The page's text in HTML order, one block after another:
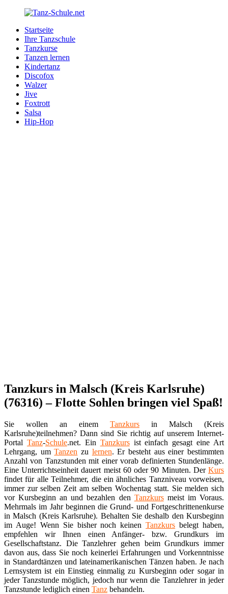
Zurück
Inhalt
Tanz-
Schule.net
Ihre
Tanzschule
Internet
Startseite
Ihre Tanzschule
Tanzkurse
Tanzen lernen
Kindertanz
Discofox
Walzer
Jive
Foxtrott
Salsa
Hip-Hop
Tanzkurs in Malsch (Kreis Karlsruhe)
(76316) – Flotte Sohlen bringen viel Spaß!
Sie wollen an einem Tanzkurs in Malsch (Kreis
Karlsruhe)teilnehmen? Dann sind Sie richtig auf unserem Internet-
Portal Tanz-Schule.net. Ein Tanzkursist einfach gesagt eine Art
Lehrgang, umTanzen zu lernen. Er besteht aus einer bestimmten
Anzahl von Tanzstunden mit einer vorab definierten Stundenlänge.
Eine Unterrichtseinheit dauert meist 60 oder 90 Minuten. Der Kurs
findet für alle Teilnehmer, die ein ähnliches Tanzniveau vorweisen,
immer zur selben Zeit am selben Wochentag statt. Sie melden sich
vor Kursbeginn an und bezahlen den Tanzkursmeist im Voraus.
Mehrmals im Jahr beginnen die Grund- und Fortgeschrittenenkurse
in Malsch (Kreis Karlsruhe). Behalten Sie deshalb den Kursbeginn
im Auge! Wenn Sie bisher noch keinenTanzkurs belegt haben,
empfehlen wir Ihnen einen Anfänger- bzw. Grundkurs im
Gesellschaftstanz. Die Tanzlehrer gehen beim Grundkurs immer
davon aus, dass Sie noch keinerlei Erfahrungen und Vorkenntnisse
in Standardtänzen und lateinamerikanischen Tänzen haben. Je nach
Lernsystem ist ein Einstieg einmalig zu Kursbeginn oder sogar in
jeder Tanzstunde möglich, jedoch nur wenn die Tanzlehrer in jeder
Tanzstunde lediglich einen Tanz behandeln.